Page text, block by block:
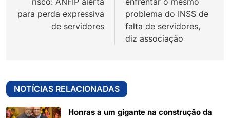
para perda expressiva
de servidores
problema do INSS de
falta de servidores,
diz associação
NOTÍCIAS RELACIONADAS
Honras a um gigante na construção da